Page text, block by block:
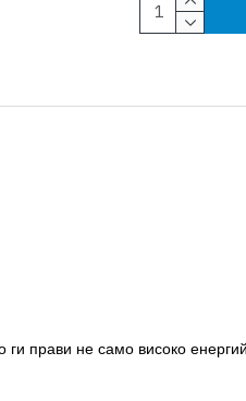
прави не само високо